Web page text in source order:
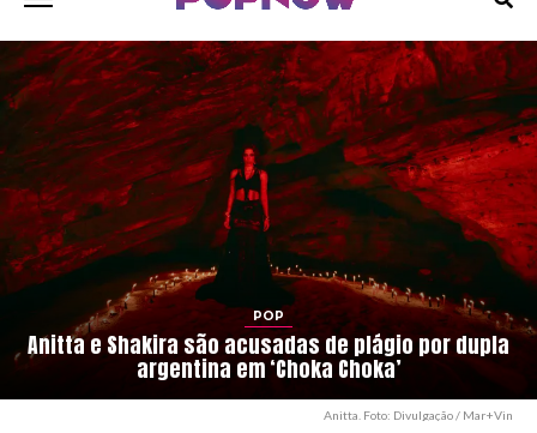
POP
Anitta e Shakira são acusadas de plágio por dupla
argentina em ‘Choka Choka’
Anitta. Foto: Divulgação / Mar+Vin